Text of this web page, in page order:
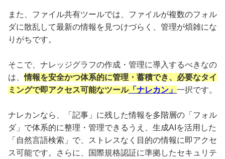
また、ファイル共有ツールでは、ファイルが複数のフォル
ダに散乱して最新の情報を見つけづらく、管理が煩雑にな
りがちです。
そこで、ナレッジグラフの作成・管理に導入するべきなの
は、情報を安全かつ体系的に管理・蓄積でき、必要なタイ
ミングで即アクセス可能なツール「ナレカン」 一択です。
ナレカンなら、「記事」に残した情報を多階層の「フォル
ダ」で体系的に整理・管理できるうえ、生成AIを活用した
「自然言語検索」で、ストレスなく目的の情報に即アクセ
ス可能です。さらに、国際規格認証に準拠したセキュリテ